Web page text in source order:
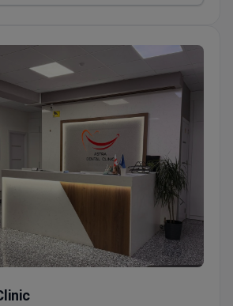
ортодонтическое лечение с
брекетов
чистку и Airflow
рта